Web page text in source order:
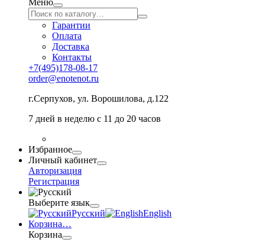
Меню
Гарантии
Оплата
Доставка
Контакты
+7(495)178-08-17
order@enotenot.ru
г.Серпухов, ул. Ворошилова, д.122
7 дней в неделю с 11 до 20 часов
Избранное
Личный кабинет
Авторизация
Регистрация
Выберите язык
Русский
English
Корзина…
Корзина